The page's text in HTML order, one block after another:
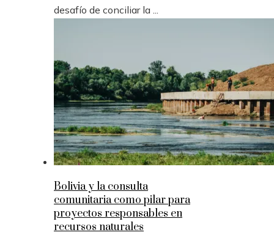
desafío de conciliar la ...
Bolivia y la consulta
comunitaria como pilar para
proyectos responsables en
recursos naturales